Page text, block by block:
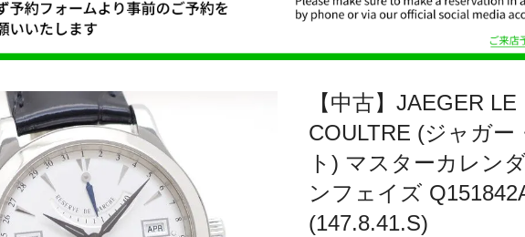
【中古】JAEGER LE
COULTRE (ジャガー
ト) マスターカレン
ンフェイズ
(147.8.41.S)